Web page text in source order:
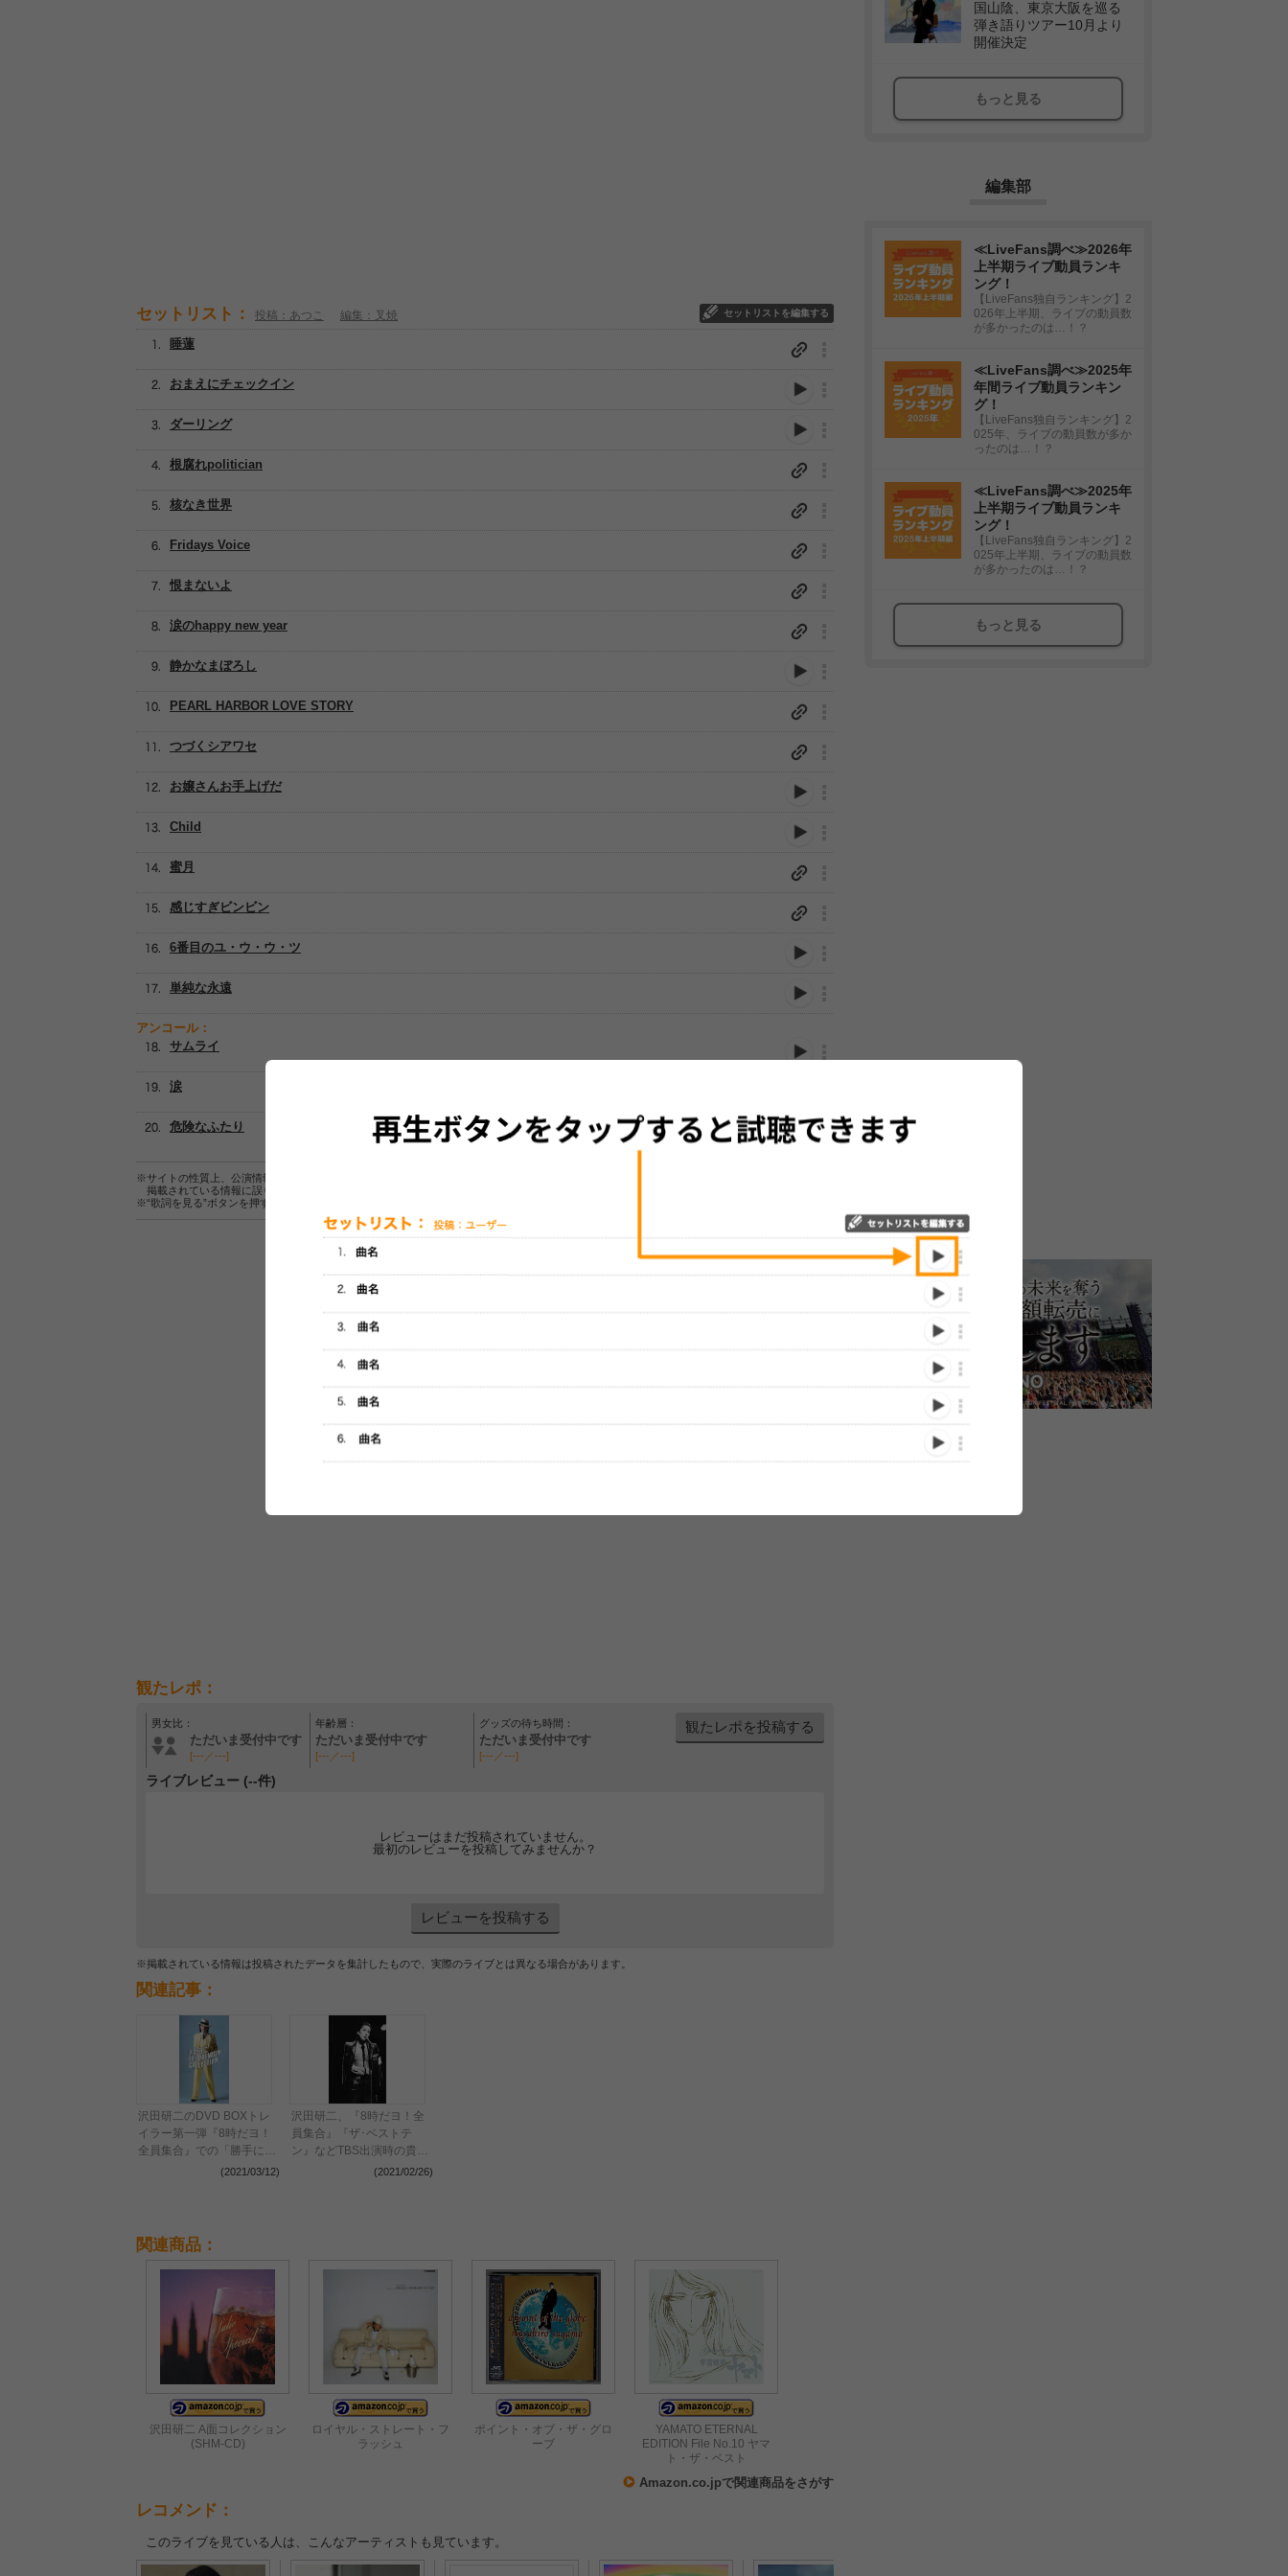
セットリスト： 投稿：あつこ 編集：叉焼 セットリストを編集する
PEARL HARBOR LOVE STORY
根腐れpolitician
ダーリング
おまえにチェックイン
核なき世界
涙のhappy new year
恨まないよ
Fridays Voice
静かなまぼろし
睡蓮
つづくシアワセ
お嬢さんお手上げだ
Child
蜜月
感じすぎビンビン
6番目のユ・ウ・ウ・ツ
単純な永遠
アンコール：
サムライ
涙
危険なふたり
※サイトの性質上、公演情報およびセットリスト情報の正確性は保証されませんので、あらかじめご了承ください。
掲載されている情報に誤りがある場合は、
※“歌詞を見る”ボタンを押すと、株式会社ページワンが運営する歌詞サイト「
セットリストをプレイリストにして保存する
観たレポ：
男女比：
ただいま受付中です
[---／---]
年齢層：
ただいま受付中です
[---／---]
グッズの待ち時間：
ただいま受付中です
[---／---]
観たレポを投稿する
ライブレビュー (--件)
レビューはまだ投稿されていません。
最初のレビューを投稿してみませんか？
レビューを投稿する
※掲載されている情報は投稿されたデータを集計したもので、実際のライブとは異なる場合があります。
関連記事：
沢田研二のDVD BOXトレ
イラー第一弾『8時だヨ！
全員集合』での「勝手にし
やがれ」「サムライ」など
(2021/03/12)
沢田研二、『8時だヨ！全
員集合』『ザ･ベストテ
ン』などTBS出演時の貴重
映像集発売 『日本レコー
(2021/02/26)
関連商品：
沢田研二 A面コレクション
(SHM-CD)
ロイヤル・ストレート・フ
ラッシュ
ポイント・オブ・ザ・グロ
ーブ
YAMATO ETERNAL
EDITION File No.10 ヤマ
ト・ザ・ベスト
Amazon.co.jpで関連商品をさがす
レコメンド：
このライブを見ている人は、こんなアーティストも見ています。
国山陰、東京大阪を巡る
弾き語りツアー10月より
開催決定
もっと見る
編集部
≪LiveFans調べ≫2026年
上半期ライブ動員ランキ
ング！
【LiveFans独自ランキング】2
026年上半期、ライブの動員数
が多かったのは…！？
≪LiveFans調べ≫2025年
年間ライブ動員ランキン
グ！
【LiveFans独自ランキング】2
025年、ライブの動員数が多か
ったのは…！？
≪LiveFans調べ≫2025年
上半期ライブ動員ランキ
ング！
【LiveFans独自ランキング】2
025年上半期、ライブの動員数
が多かったのは…！？
もっと見る